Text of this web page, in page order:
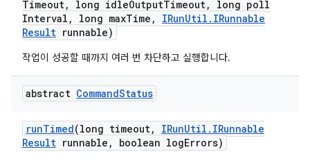
Timeout, long idleOutputTimeout,
long poll
Interval , long maxTime , IRunUtil . IRunnable
Result runnable)
작업이 성공할 때까지 여러 번 차단하고 실행합니다.
abstract CommandStatus
runTimed(long timeout, IRunUtil . IRunnable
Result runnable , boolean logErrors)